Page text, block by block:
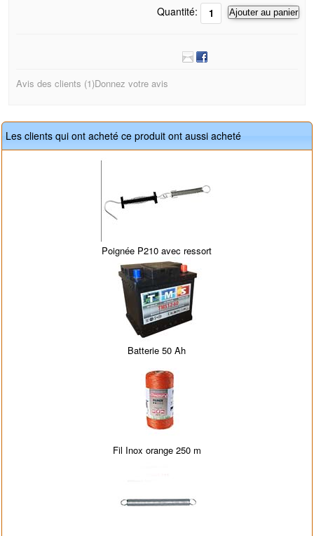
Quantité: Ajouter au panier
Avis des clients (1)Donnez votre avis
Les clients qui ont acheté ce produit ont aussi acheté
Poignée P210 avec ressort
Batterie 50 Ah
Fil Inox orange 250 m